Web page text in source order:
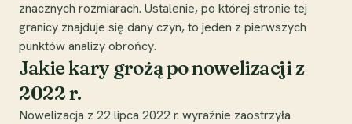
znacznych rozmiarach. Ustalenie, po której stronie tej
granicy znajduje się dany czyn, to jeden z pierwszych
punktów analizy obrońcy.
Jakie kary grożą po nowelizacji z
2022 r.
Nowelizacja z 22 lipca 2022 r. wyraźnie zaostrzyła